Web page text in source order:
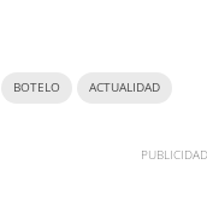
BOTELO ACTUALIDAD